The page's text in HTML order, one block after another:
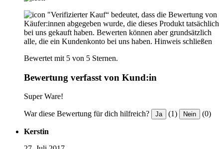
"Verifizierter Kauf“ bedeutet, dass die Bewertung von
Käufer:innen abgegeben wurde, die dieses Produkt tatsächlich
bei uns gekauft haben. Bewerten können aber grundsätzlich
alle, die ein Kundenkonto bei uns haben. Hinweis schließen
Bewertet mit 5 von 5 Sternen.
Bewertung verfasst von Kund:in
Super Ware!
War diese Bewertung für dich hilfreich? Ja (1) Nein (0)
Kerstin